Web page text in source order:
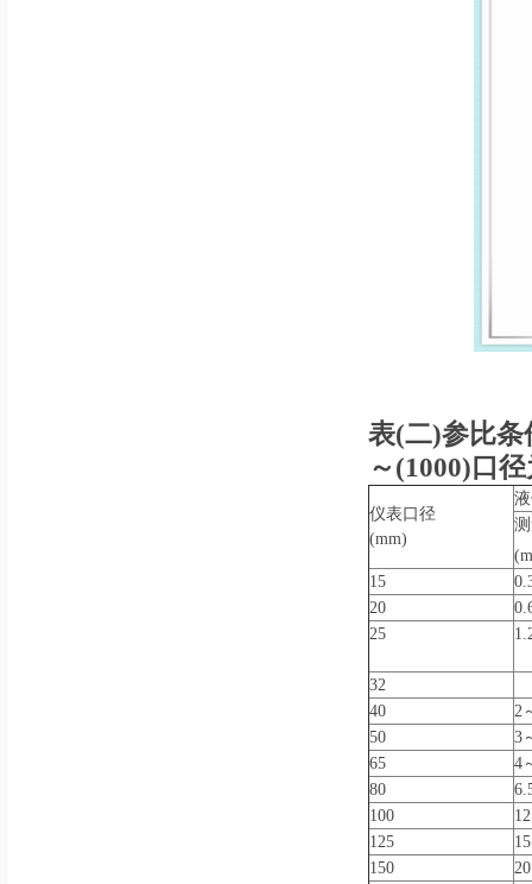
表(二)参比条
～(1000)口
仪表口径
(mm)
(m
15
20
25
32
40
2
50
3
65
4
80
100
125
150